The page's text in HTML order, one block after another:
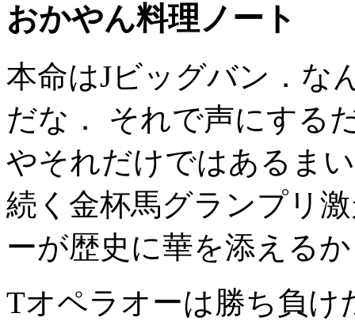
おかやん料理ノート
本命はJビッグバン．な
だな． それで声にする
やそれだけではあるま
続く金杯馬グランプリ
ーが歴史に華を添える
Tオペラオーは勝ち負